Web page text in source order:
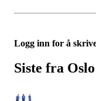
Logg inn for å
Siste fra